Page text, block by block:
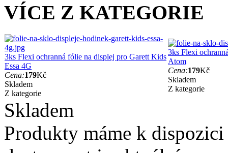
VÍCE Z KATEGORIE
3ks Flexi ochranná fólie na displej pro Garett Kids
Essa 4G
Cena:179Kč
Skladem
Z kategorie
3ks Flexi
Atom
Cena:179Kč
Skladem
Z kategorie
Skladem
Produkty máme k